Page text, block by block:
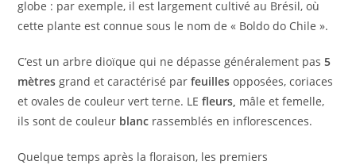
globe : par exemple, il est largement cultivé au Brésil, où
cette plante est connue sous le nom de « Boldo do Chile ».
C’est un arbre dioïque qui ne dépasse généralement pas5
mètres grand et caractérisé parfeuilles opposées, coriaces
et ovales de couleur vert terne. LEfleurs, mâle et femelle,
ils sont de couleur blanc rassemblés en inflorescences.
Quelque temps après la floraison, les premiers